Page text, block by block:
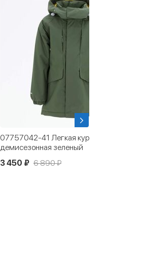
07757042-41 Легкая куртка
демисезонная зеленый
3 450 ₽ 6 890 ₽